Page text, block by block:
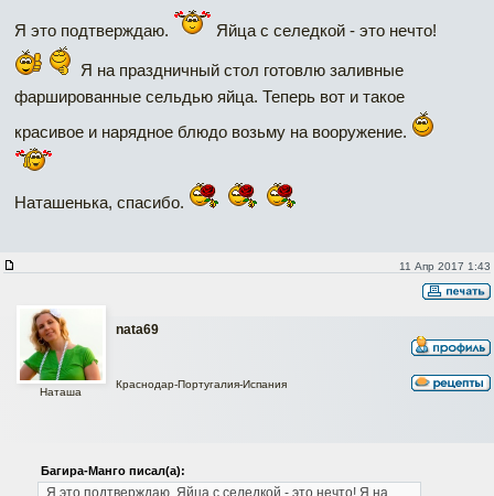
Я это подтверждаю. Яйца с селедкой - это нечто!
Я на праздничный стол готовлю заливные
фаршированные сельдью яйца. Теперь вот и такое
красивое и нарядное блюдо возьму на вооружение.
Наташенька, спасибо.
11 Апр 2017 1:43
nata69
Наташа
Краснодар-Португалия-Испания
Багира-Манго писал(а):
Я это подтверждаю. Яйца с селедкой - это нечто! Я на